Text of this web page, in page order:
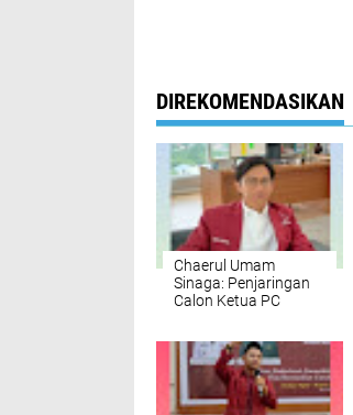
DIREKOMENDASIKAN
Chaerul Umam
Sinaga: Penjaringan
Calon Ketua PC
Buka